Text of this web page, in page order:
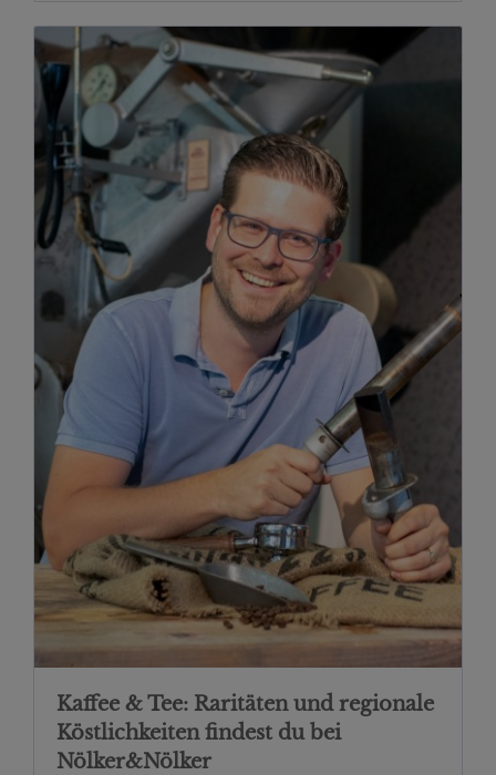
Kaffee & Tee: Raritäten und regionale
Köstlichkeiten findest du bei
Nölker&Nölker